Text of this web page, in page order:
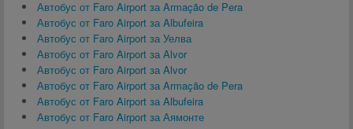
Автобус от Faro Airport за Armação de Pera
Автобус от Faro Airport за Albufeira
Автобус от Faro Airport за Уелва
Автобус от Faro Airport за Alvor
Автобус от Faro Airport за Alvor
Автобус от Faro Airport за Armação de Pera
Автобус от Faro Airport за Albufeira
Автобус от Faro Airport за Аямонте